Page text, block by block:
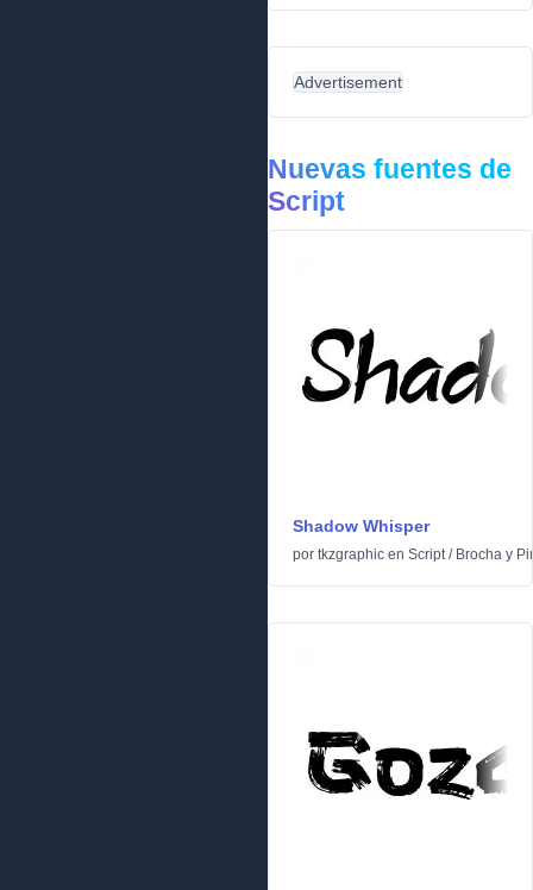
Advertisement
Nuevas fuentes de
Script
Shadow Whisper
por tkzgraphic en Script/ Brocha y